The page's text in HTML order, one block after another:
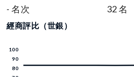
- 名次 32 名
經商評比（世銀）